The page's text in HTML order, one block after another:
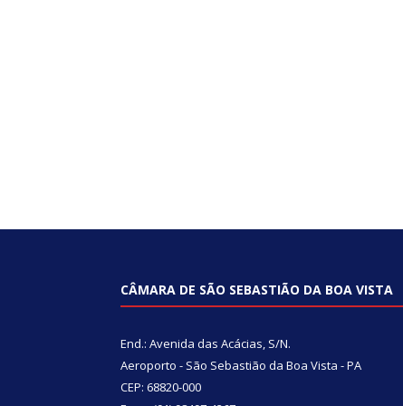
CÂMARA DE SÃO SEBASTIÃO DA BOA VISTA
End.: Avenida das Acácias, S/N.
Aeroporto - São Sebastião da Boa Vista - PA
CEP: 68820-000